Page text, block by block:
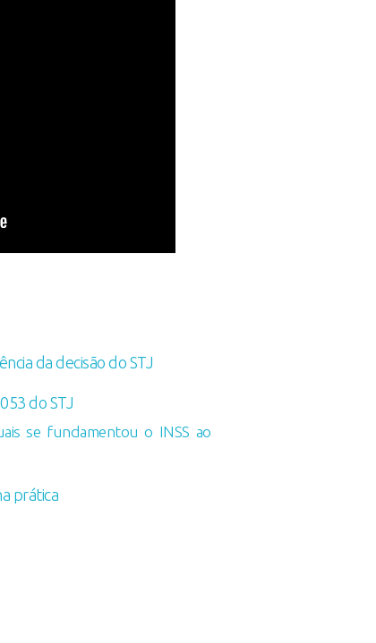
da decisão do STJ
do STJ
se fundamentou o INSS ao
prática